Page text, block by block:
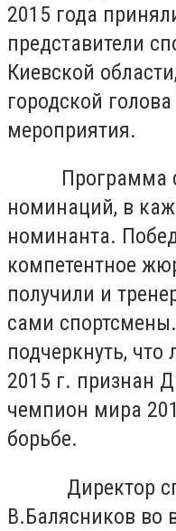
2015 года
представители
Киевской
городской
мероприятия.
Программа
номинаций, в
номинанта.
компетентное
получили и
сами
подчеркнуть,
2015 г. признан
чемпион мира
борьбе.
Директор
В.Балясников во